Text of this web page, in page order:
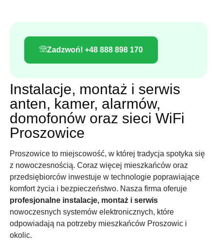
Zadzwoń! +48 888 898 170
Instalacje, montaż i serwis
anten, kamer, alarmów,
domofonów oraz sieci WiFi
Proszowice
Proszowice to miejscowość, w której tradycja spotyka się
z nowoczesnością. Coraz więcej mieszkańców oraz
przedsiębiorców inwestuje w technologie poprawiające
komfort życia i bezpieczeństwo. Nasza firma oferuje
profesjonalne instalacje, montaż i serwis
nowoczesnych systemów elektronicznych, które
odpowiadają na potrzeby mieszkańców Proszowic i
okolic.